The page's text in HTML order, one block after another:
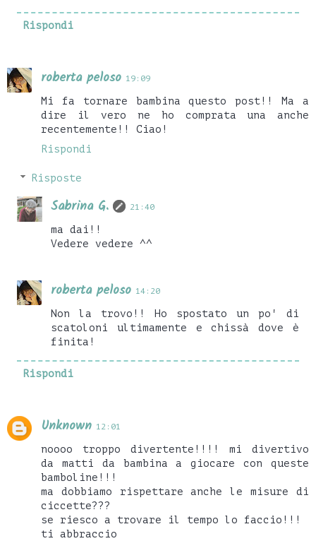
Rispondi
roberta peloso 19:09
Mi fa tornare bambina questo post!! Ma a
dire il vero ne ho comprata una anche
recentemente!! Ciao!
Rispondi
Risposte
Sabrina G. 21:40
ma dai!!
Vedere vedere ^^
roberta peloso 14:20
Non la trovo!! Ho spostato un po' di
scatoloni ultimamente e chissà dove è
finita!
Rispondi
Unknown 12:01
noooo troppo divertente!!!! mi divertivo
da matti da bambina a giocare con queste
bamboline!!!
ma dobbiamo rispettare anche le misure di
ciccette???
se riesco a trovare il tempo lo faccio!!!
ti abbraccio